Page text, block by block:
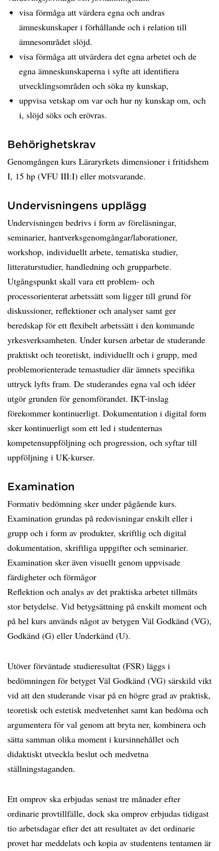
visa förmåga att värdera egna och andras
ämneskunskaper i förhållande och i relation till
ämnesområdet slöjd.
visa förmåga att utvärdera det egna arbetet och de
egna ämneskunskaperna i syfte att identifiera
utvecklingsområden och söka ny kunskap,
uppvisa vetskap om var och hur ny kunskap om, och
i, slöjd söks och erövras.
Behörighetskrav
Genomgången kurs Läraryrkets dimensioner i fritidshem
I, 15 hp (VFU III:I) eller motsvarande.
Undervisningens upplägg
Undervisningen bedrivs i form av föreläsningar,
seminarier, hantverksgenomgångar/laborationer,
workshop, individuellt arbete, tematiska studier,
litteraturstudier, handledning och grupparbete.
Utgångspunkt skall vara ett problem- och
processorienterat arbetssätt som ligger till grund för
diskussioner, reflektioner och analyser samt ger
beredskap för ett flexibelt arbetssätt i den kommande
yrkesverksamheten. Under kursen arbetar de studerande
praktiskt och teoretiskt, individuellt och i grupp, med
problemorienterade temastudier där ämnets specifika
uttryck lyfts fram. De studerandes egna val och idéer
utgör grunden för genomförandet. IKT-inslag
förekommer kontinuerligt. Dokumentation i digital form
sker kontinuerligt som ett led i studenternas
kompetensuppföljning och progression, och syftar till
uppföljning i UK-kurser.
Examination
Formativ bedömning sker under pågående kurs.
Examination grundas på redovisningar enskilt eller i
grupp och i form av produkter, skriftlig och digital
dokumentation, skriftliga uppgifter och seminarier.
Examination sker även visuellt genom uppvisade
färdigheter och förmågor
Reflektion och analys av det praktiska arbetet tillmäts
stor betydelse. Vid betygsättning på enskilt moment och
på hel kurs används något av betygen Väl Godkänd (VG),
Godkänd (G) eller Underkänd (U).
Utöver förväntade studieresultat (FSR) läggs i
bedömningen för betyget Väl Godkänd (VG) särskild vikt
vid att den studerande visar på en högre grad av praktisk,
teoretisk och estetisk medvetenhet samt kan bedöma och
argumentera för val genom att bryta ner, kombinera och
sätta samman olika moment i kursinnehållet och
didaktiskt utveckla beslut och medvetna
ställningstaganden.
Ett omprov ska erbjudas senast tre månader efter
ordinarie provtillfälle, dock ska omprov erbjudas tidigast
tio arbetsdagar efter det att resultatet av det ordinarie
provet har meddelats och kopia av studentens tentamen är